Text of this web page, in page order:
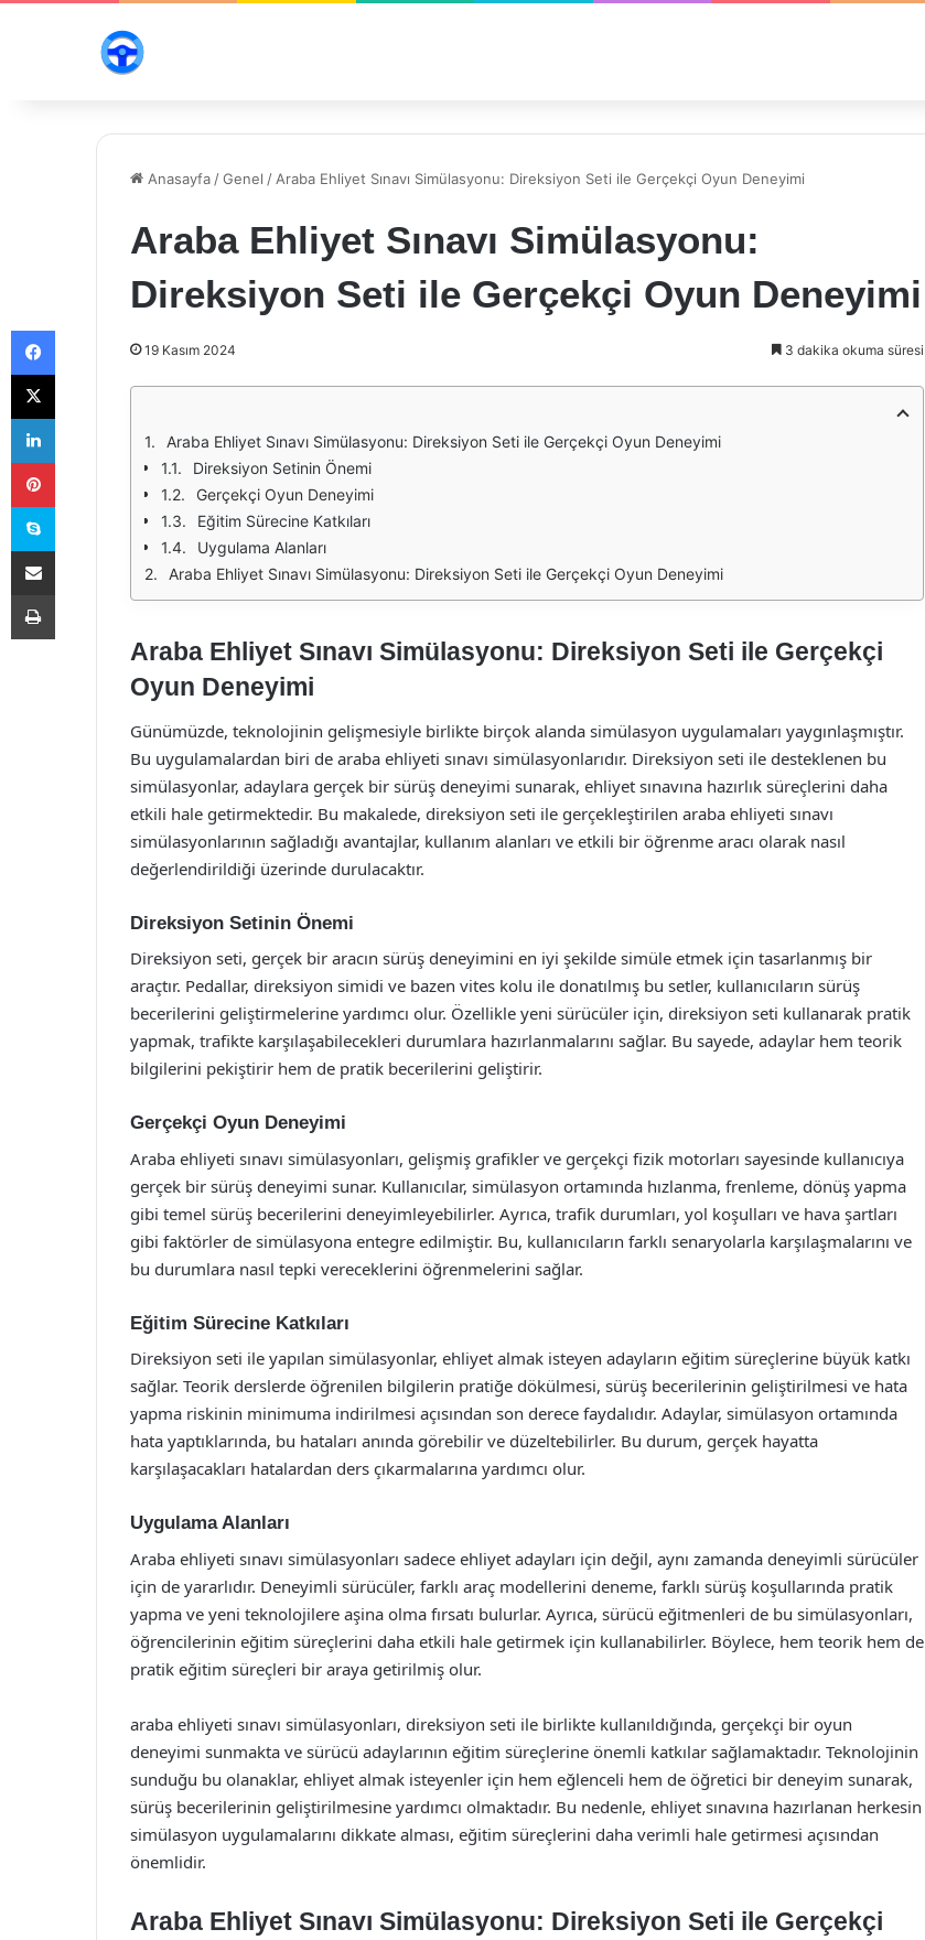
Anasayfa /Genel / Araba Ehliyet Sınavı Simülasyonu: Direksiyon Seti ile Gerçekçi Oyun Deneyimi
Araba Ehliyet Sınavı Simülasyonu:
Direksiyon Seti ile Gerçekçi Oyun Deneyimi
19 Kasım 2024 3 dakika okuma süresi
Araba Ehliyet Sınavı Simülasyonu: Direksiyon Seti ile Gerçekçi Oyun Deneyimi
Direksiyon Setinin Önemi
Gerçekçi Oyun Deneyimi
Eğitim Sürecine Katkıları
Uygulama Alanları
Araba Ehliyet Sınavı Simülasyonu: Direksiyon Seti ile Gerçekçi Oyun Deneyimi
Araba Ehliyet Sınavı Simülasyonu: Direksiyon Seti ile Gerçekçi
Oyun Deneyimi
Günümüzde, teknolojinin gelişmesiyle birlikte birçok alanda simülasyon uygulamaları yaygınlaşmıştır.
Bu uygulamalardan biri de araba ehliyeti sınavı simülasyonlarıdır. Direksiyon seti ile desteklenen bu
simülasyonlar, adaylara gerçek bir sürüş deneyimi sunarak, ehliyet sınavına hazırlık süreçlerini daha
etkili hale getirmektedir. Bu makalede, direksiyon seti ile gerçekleştirilen araba ehliyeti sınavı
simülasyonlarının sağladığı avantajlar, kullanım alanları ve etkili bir öğrenme aracı olarak nasıl
değerlendirildiği üzerinde durulacaktır.
Direksiyon Setinin Önemi
Direksiyon seti, gerçek bir aracın sürüş deneyimini en iyi şekilde simüle etmek için tasarlanmış bir
araçtır. Pedallar, direksiyon simidi ve bazen vites kolu ile donatılmış bu setler, kullanıcıların sürüş
becerilerini geliştirmelerine yardımcı olur. Özellikle yeni sürücüler için, direksiyon seti kullanarak pratik
yapmak, trafikte karşılaşabilecekleri durumlara hazırlanmalarını sağlar. Bu sayede, adaylar hem teorik
bilgilerini pekiştirir hem de pratik becerilerini geliştirir.
Gerçekçi Oyun Deneyimi
Araba ehliyeti sınavı simülasyonları, gelişmiş grafikler ve gerçekçi fizik motorları sayesinde kullanıcıya
gerçek bir sürüş deneyimi sunar. Kullanıcılar, simülasyon ortamında hızlanma, frenleme, dönüş yapma
gibi temel sürüş becerilerini deneyimleyebilirler. Ayrıca, trafik durumları, yol koşulları ve hava şartları
gibi faktörler de simülasyona entegre edilmiştir. Bu, kullanıcıların farklı senaryolarla karşılaşmalarını ve
bu durumlara nasıl tepki vereceklerini öğrenmelerini sağlar.
Eğitim Sürecine Katkıları
Direksiyon seti ile yapılan simülasyonlar, ehliyet almak isteyen adayların eğitim süreçlerine büyük katkı
sağlar. Teorik derslerde öğrenilen bilgilerin pratiğe dökülmesi, sürüş becerilerinin geliştirilmesi ve hata
yapma riskinin minimuma indirilmesi açısından son derece faydalıdır. Adaylar, simülasyon ortamında
hata yaptıklarında, bu hataları anında görebilir ve düzeltebilirler. Bu durum, gerçek hayatta
karşılaşacakları hatalardan ders çıkarmalarına yardımcı olur.
Uygulama Alanları
Araba ehliyeti sınavı simülasyonları sadece ehliyet adayları için değil, aynı zamanda deneyimli sürücüler
için de yararlıdır. Deneyimli sürücüler, farklı araç modellerini deneme, farklı sürüş koşullarında pratik
yapma ve yeni teknolojilere aşina olma fırsatı bulurlar. Ayrıca, sürücü eğitmenleri de bu simülasyonları,
öğrencilerinin eğitim süreçlerini daha etkili hale getirmek için kullanabilirler. Böylece, hem teorik hem de
pratik eğitim süreçleri bir araya getirilmiş olur.
araba ehliyeti sınavı simülasyonları, direksiyon seti ile birlikte kullanıldığında, gerçekçi bir oyun
deneyimi sunmakta ve sürücü adaylarının eğitim süreçlerine önemli katkılar sağlamaktadır. Teknolojinin
sunduğu bu olanaklar, ehliyet almak isteyenler için hem eğlenceli hem de öğretici bir deneyim sunarak,
sürüş becerilerinin geliştirilmesine yardımcı olmaktadır. Bu nedenle, ehliyet sınavına hazırlanan herkesin
simülasyon uygulamalarını dikkate alması, eğitim süreçlerini daha verimli hale getirmesi açısından
önemlidir.
Araba Ehliyet Sınavı Simülasyonu: Direksiyon Seti ile Gerçekçi
Facebook
X
LinkedIn
Pinterest
Skype
E-Posta ile paylaş